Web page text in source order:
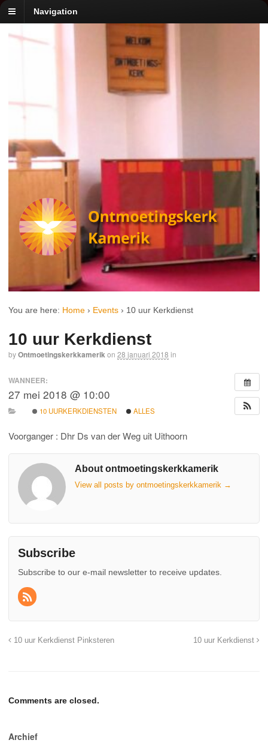
Navigation
You are here: Home › Events › 10 uur Kerkdienst
10 uur Kerkdienst
byOntmoetingskerkkamerikon 28 januari 2018 in
WANNEER:
27 mei 2018 @ 10:00
10 UURKERKDIENSTEN ALLES
Voorganger : Dhr Ds van der Weg uit Uithoorn
About ontmoetingskerkkamerik
View all posts by ontmoetingskerkkamerik →
Subscribe
Subscribe to our e-mail newsletter to receive updates.
10 uur Kerkdienst Pinksteren 10 uur Kerkdienst
Comments are closed.
Archief